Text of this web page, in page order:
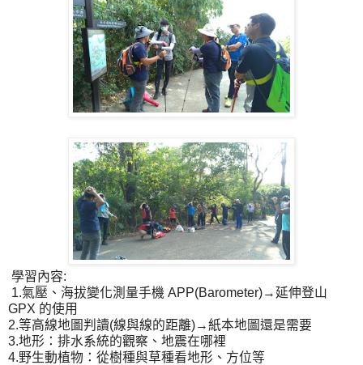
學習內容:
1.氣壓、海拔變化測量手機 APP(Barometer)→延伸登山
GPX 的使用
2.等高線地圖判讀(線與線的距離)→紙本地圖還是需要
3.地形：排水系統的觀察、地震在哪裡
4.野生動植物：從樹種與草種看地形、方位等